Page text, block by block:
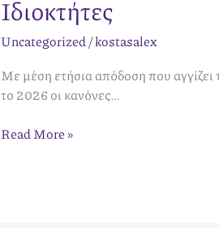
Ιδιοκτήτες
Uncategorized /kostasalex
Με μέση ετήσια απόδοση που
το 2026 οι κανόνες…
Read More »